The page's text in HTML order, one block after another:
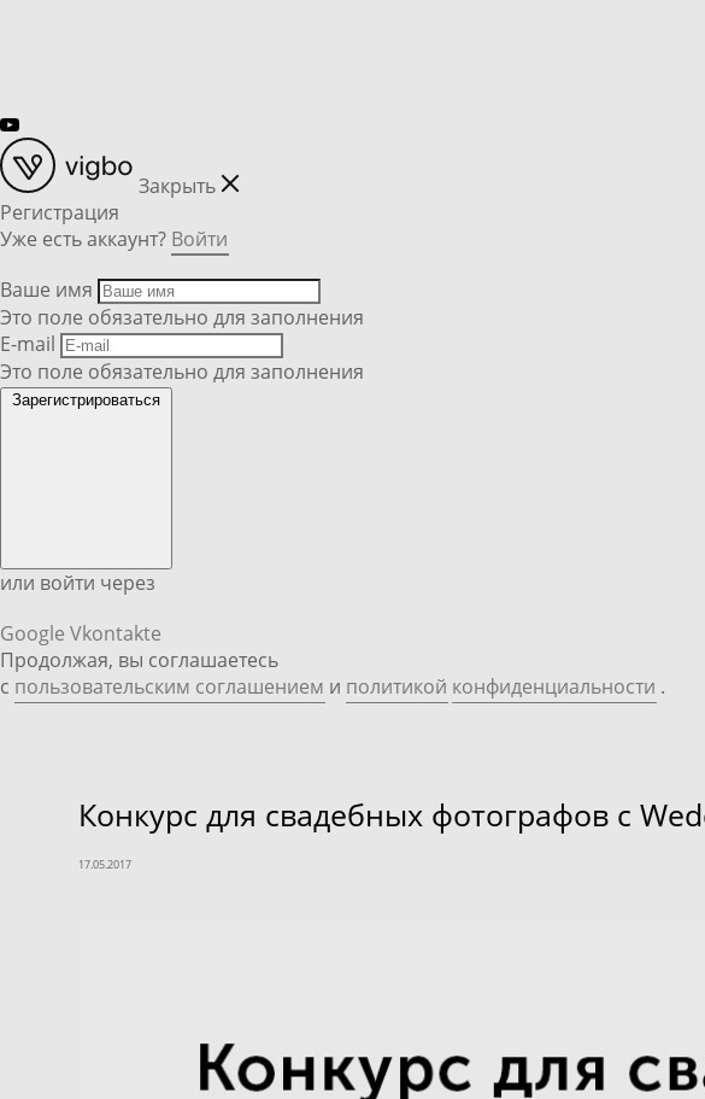
Закрыть
Регистрация
Уже есть аккаунт? Войти
Ваше имя
Это поле обязательно для заполнения
E-mail
Это поле обязательно для заполнения
Зарегистрироваться
или войти через
Google Vkontakte
Продолжая, вы соглашаетесь
с пользовательским соглашением и политикой конфиденциальности .
Конкурс для свадебных фотографов с
17.05.2017